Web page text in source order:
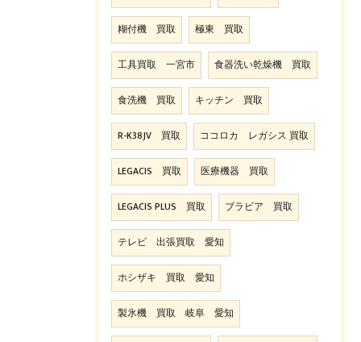
糊付機 買取 極東 買取
工具買取 一宮市 食器洗い乾燥機 買取
食洗機 買取 キッチン 買取
R-K38JV 買取 ココロカ レガシス 買取
LEGACIS 買取 医療機器 買取
LEGACIS PLUS 買取 ブラビア 買取
テレビ 出張買取 愛知
ホシザキ 買取 愛知
製氷機 買取 岐阜 愛知